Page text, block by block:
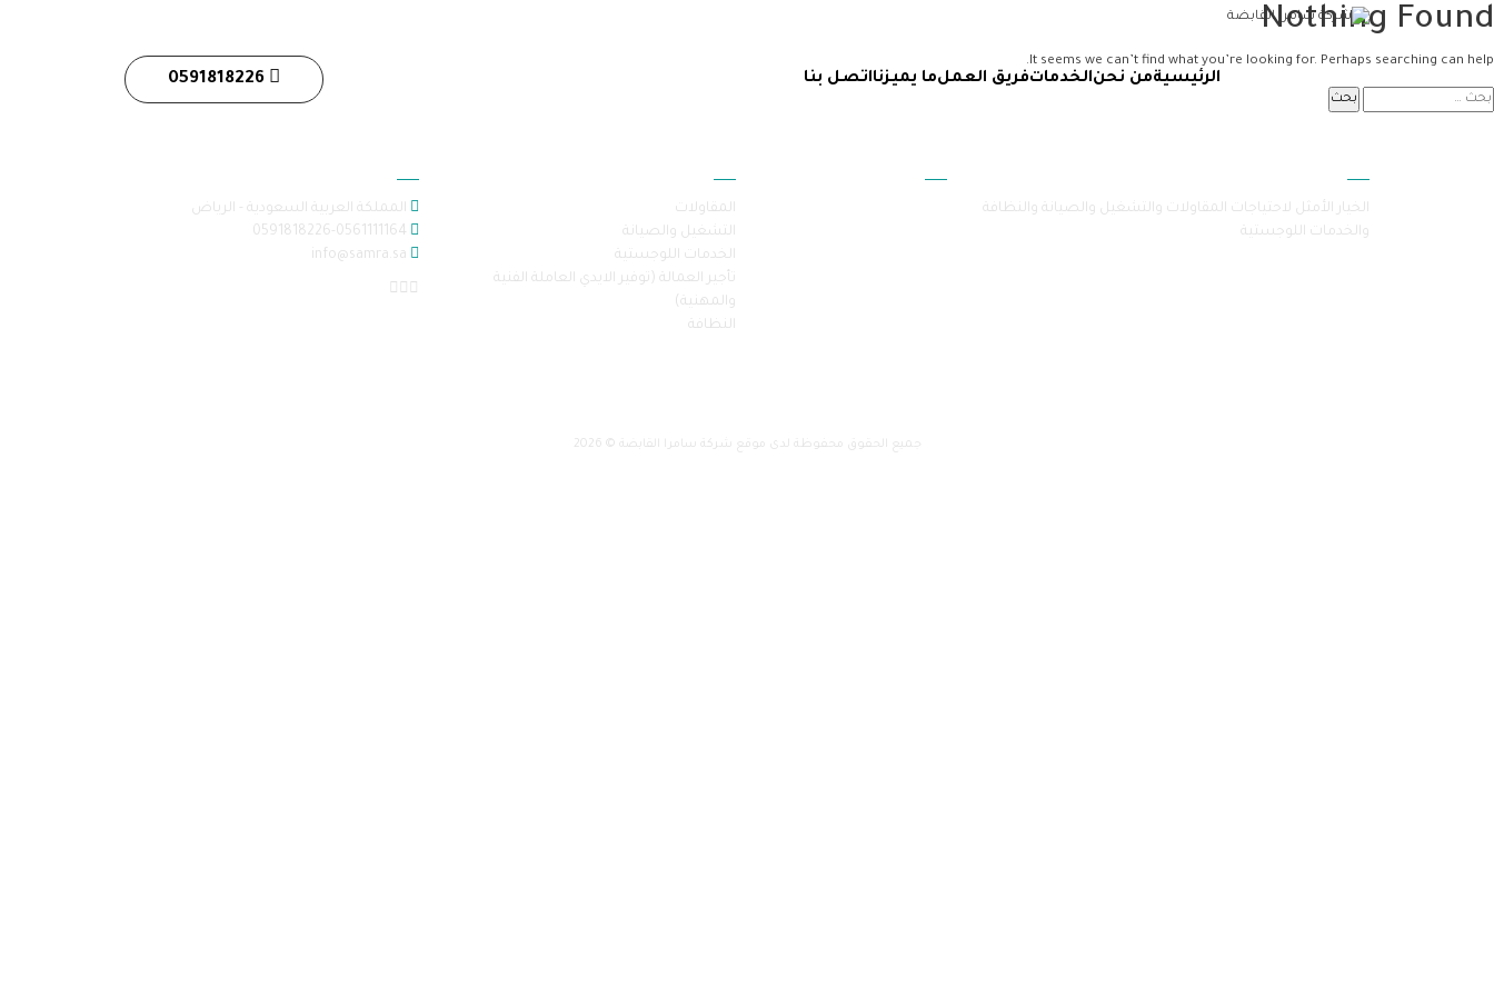
الرئيسيةمن نحنالخدماتفريق العملما يميزنااتصل بنا 0591818226
Nothing Found
It seems we can’t find what you’re looking for. Perhaps searching can help.
الخيار الأمثل لاحتياجات المقاولات والتشغيل والصيانة والنظافة
والخدمات اللوجستية
المقاولات
التشغيل والصيانة
الخدمات اللوجستية
تأجير العمالة (توفير الايدي العاملة الفنية
والمهنية)
النظافة
المملكة العربية السعودية - الرياض
info@samra.sa
جميع الحقوق محفوظة لدى موقع شركة سامرا القابضة © 2026